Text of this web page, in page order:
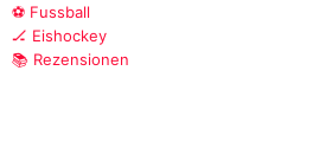
⚽ Fussball
🏒 Eishockey
📚 Rezensionen